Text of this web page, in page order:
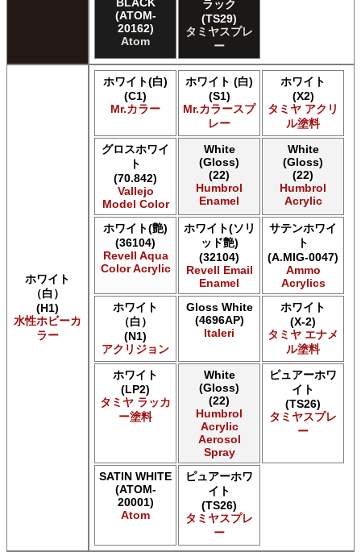
(ATOM-
20162)
Atom
ラック
(TS29)
タミヤスプレ
ー
ホワイト
（白）
(H1)
水性ホビーカ
ラー
ホワイト(白)
(C1)
Mr.カラー
ホワイト (白)
(S1)
Mr.カラースプ
レー
ホワイト
(X2)
タミヤ アクリ
ル塗料
グロスホワイ
ト
(70.842)
Vallejo
Model Color
White
(Gloss)
(22)
Humbrol
Enamel
White
(Gloss)
(22)
Humbrol
Acrylic
ホワイト(艶)
(36104)
Revell Aqua
Color Acrylic
ホワイト(ソリ
ッド艶)
(32104)
Revell Email
Enamel
サテンホワイ
ト
(A.MIG-0047)
Ammo
Acrylics
ホワイト
（白）
(N1)
アクリジョン
Gloss White
(4696AP)
Italeri
ホワイト
(X-2)
タミヤ エナメ
ル塗料
ホワイト
(LP2)
タミヤ ラッカ
ー塗料
White
(Gloss)
(22)
Humbrol
Acrylic
Aerosol
Spray
ピュアーホワ
イト
(TS26)
タミヤスプレ
ー
SATIN WHITE
(ATOM-
20001)
Atom
ピュアーホワ
イト
(TS26)
タミヤスプレ
ー